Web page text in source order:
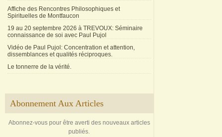
Affiche des Rencontres Philosophiques et
Spirituelles de Montfaucon
19 au 20 septembre 2026 à TREVOUX: Séminaire
connaissance de soi avec Paul Pujol
Vidéo de Paul Pujol: Concentration et attention,
dissemblances et qualités réciproques.
Le tonnerre de la vérité.
Abonnement Aux Articles
Abonnez-vous pour être averti des nouveaux articles
publiés.